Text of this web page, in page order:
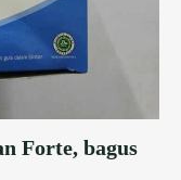
Forte, bagus